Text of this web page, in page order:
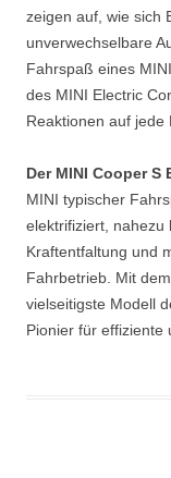
zeigen auf, wie sich
unverwechselbare
Fahrspaß eines
des MINI Electric
Reaktionen auf jede
Der MINI Cooper S
MINI typischer
elektrifiziert, nahezu
Kraftentfaltung und
Fahrbetrieb. Mit
vielseitigste Modell
Pionier für effiziente